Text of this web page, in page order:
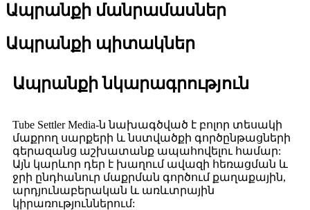
Ապրանքի մանրամասներ
Ապրանքի պիտակներ
Ապրանքի նկարագրություն
Tube Settler Media-ն նախագծված է բոլոր տեսակի
մաքրող սարքերի և նստվածքի գործընթացների
գերազանց աշխատանք ապահովելու համար:
Այն կարևոր դեր է խաղում ավազի հեռացման և
ջրի ընդհանուր մաքրման գործում քաղաքային,
արդյունաբերական և առևտրային
կիրառություններում: